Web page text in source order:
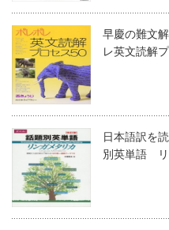
早慶の難文
レ英文読解
日本語訳を
別英単語